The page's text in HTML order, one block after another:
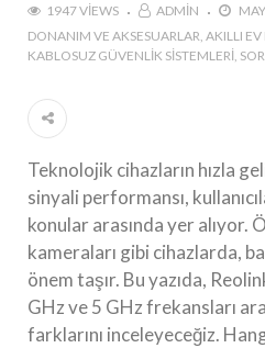
1947 VIEWS ADMIN
DONANIM VE AKSESUARLAR AKILLI EV
KABLOSUZ GÜVENLIK SISTEMLERI
Teknolojik cihazların hızla
sinyali performansı,
konular arasında yer alıyor.
kameraları gibi cihazlarda,
önem taşır. Bu yazıda,
GHz ve 5 GHz frekansları
farklarını inceleyeceğiz.